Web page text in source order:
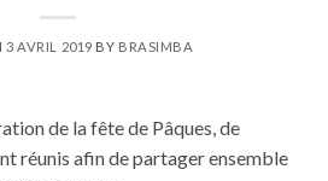
3 AVRIL 2019 BY BRASIMBA
de la fête de Pâques, de
réunis afin de partager ensemble